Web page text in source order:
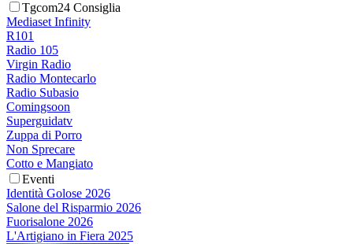
Tgcom24 Consiglia
Mediaset Infinity
R101
Radio 105
Virgin Radio
Radio Montecarlo
Radio Subasio
Comingsoon
Superguidatv
Zuppa di Porro
Non Sprecare
Cotto e Mangiato
Eventi
Identità Golose 2026
Salone del Risparmio 2026
Fuorisalone 2026
L'Artigiano in Fiera 2025